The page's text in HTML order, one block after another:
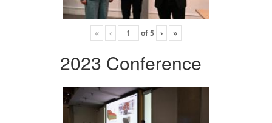
« ‹ of5 › »
2023 Conference